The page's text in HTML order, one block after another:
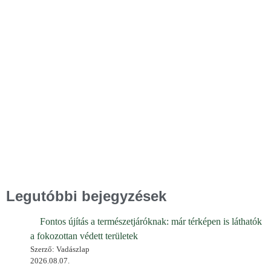
Legutóbbi bejegyzések
Fontos újítás a természetjáróknak: már térképen is láthatók
a fokozottan védett területek
Szerző: Vadászlap
2026.08.07.